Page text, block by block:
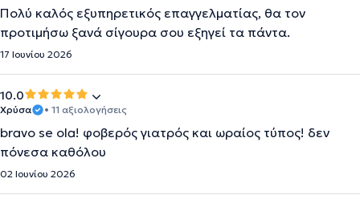
Πολύ καλός εξυπηρετικός επαγγελματίας, θα τον
προτιμήσω ξανά σίγουρα σου εξηγεί τα πάντα.
17 Ιουνίου 2026
10.0
Χρύσα • 11 αξιολογήσεις
bravo se ola! φοβερός γιατρός και ωραίος τύπος! δεν
πόνεσα καθόλου
02 Ιουνίου 2026